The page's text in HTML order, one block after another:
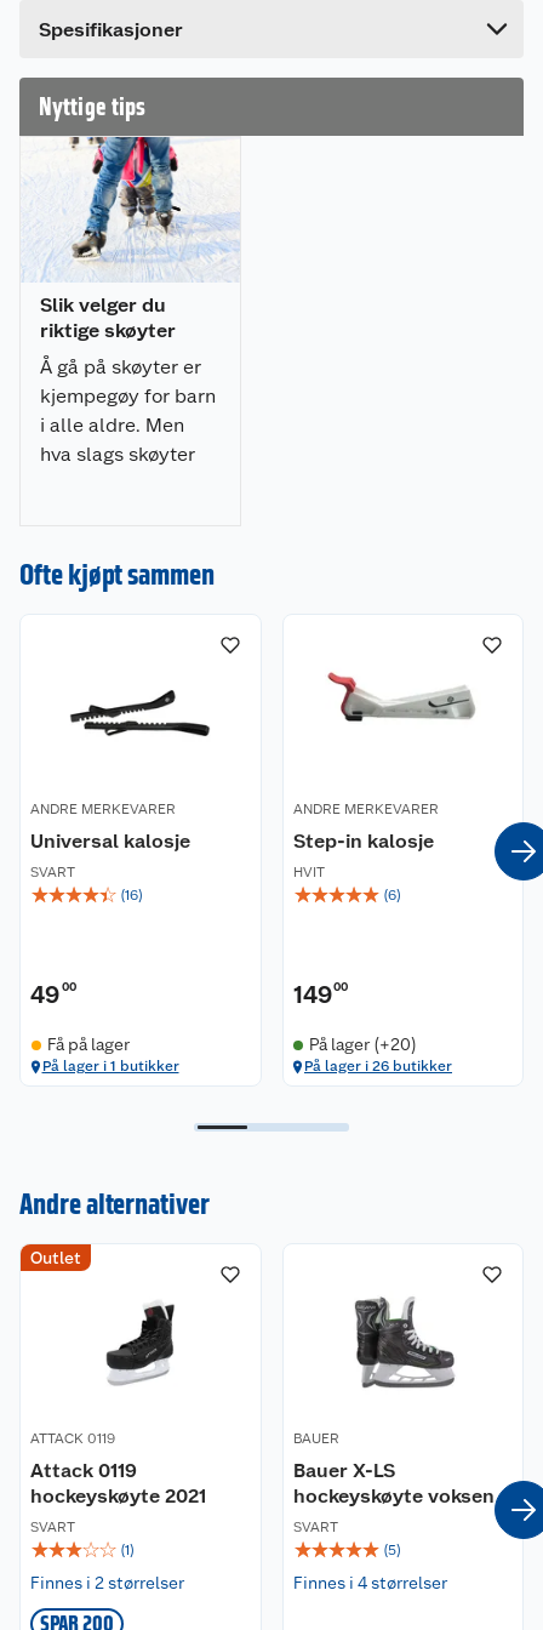
Spesifikasjoner
Størrelser: 33-45
Godkjenninger: EN 15638 og REACH-test
Spesifikasjoner
Nyttige tips
Slik velger du
riktige skøyter
Å gå på skøyter er
kjempegøy for barn
i alle aldre. Men
hva slags skøyter
beina?
Ofte kjøpt sammen
ANDRE MERKEVARER
Universal kalosje
SVART
☆☆☆☆☆ (16)
4900
Få på lager
På lager i 1 butikker
ANDRE MERKEVARER
Step-in kalosje
HVIT
☆☆☆☆☆ (6)
14900
På lager (+20)
På lager i 26 butikker
Andre alternativer
Outlet
ATTACK 0119
Attack 0119
hockeyskøyte 2021
SVART
☆☆☆☆☆ (1)
Finnes i 2 størrelser
SPAR 200
BAUER
Bauer X-LS
hockeyskøyte voksen
SVART
☆☆☆☆☆ (5)
Finnes i 4 størrelser
Våre merkevarer
Coop kjeder
Ledige stillinger
Kundeservice
Angre- og returrett
Ofte stilte spørsmål
Betalingsalternativer
Leveringsalternativer
Åpent kjøp